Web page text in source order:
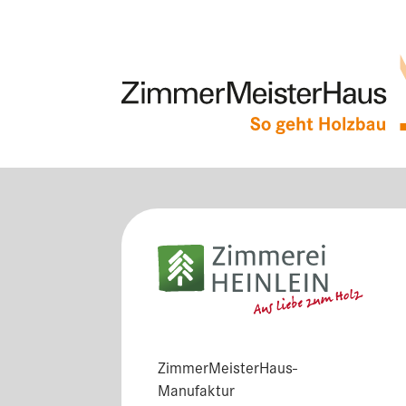
Deine exzellente
ganz in der Nähe …
ZimmerMeisterHaus-
Manufaktur